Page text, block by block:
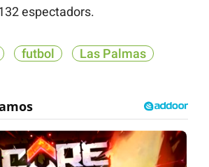
espectadors.
futbol Las Palmas